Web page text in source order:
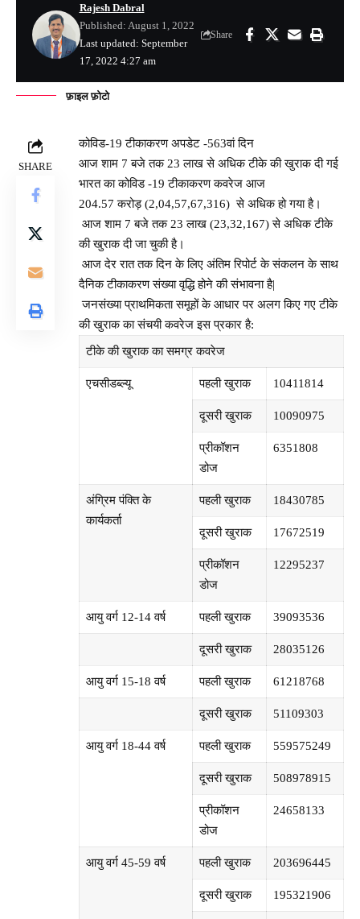
Last updated: September
17, 2022 4:27 am
Rajesh Dabral
Published: August 1, 2022
Share
फ़ाइल फ़ोटो
SHARE
कोविड-19 टीकाकरण अपडेट -563वां दिन
​​​​​​​आज शाम 7 बजे तक 23 लाख से अधिक टीके की खुराक दी गई
भारत का कोविड -19 टीकाकरण कवरेज आज
204.57 करोड़ (2,04,57,67,316) से अधिक हो गया है।
आज शाम 7 बजे तक 23 लाख (23,32,167) से अधिक टीके
की खुराक दी जा चुकी है।
आज देर रात तक दिन के लिए अंतिम रिपोर्ट के संकलन के साथ
दैनिक टीकाकरण संख्या वृद्धि होने की संभावना है|
जनसंख्या प्राथमिकता समूहों के आधार पर अलग किए गए टीके
की खुराक का संचयी कवरेज इस प्रकार है:
टीके की खुराक का समग्र कवरेज
एचसीडब्‍ल्‍यू पहली खुराक 10411814
दूसरी खुराक 10090975
प्रीकॉशन
डोज
6351808
अंग्रिम पंक्ति के
कार्यकर्ता
पहली खुराक 18430785
दूसरी खुराक 17672519
प्रीकॉशन
डोज
12295237
आयु वर्ग 12-14 वर्ष पहली खुराक 39093536
दूसरी खुराक 28035126
आयु वर्ग 15-18 वर्ष पहली खुराक 61218768
दूसरी खुराक 51109303
आयु वर्ग 18-44 वर्ष पहली खुराक 559575249
दूसरी खुराक 508978915
प्रीकॉशन
डोज
24658133
आयु वर्ग 45-59 वर्ष पहली खुराक 203696445
दूसरी खुराक 195321906